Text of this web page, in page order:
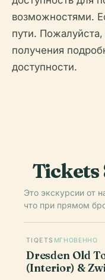
возможностями.
пути.
получения
доступности.
Это экскурсии от
что при прямом
TIQETS МГНОВЕННО
Dresden Old
(Interior) &